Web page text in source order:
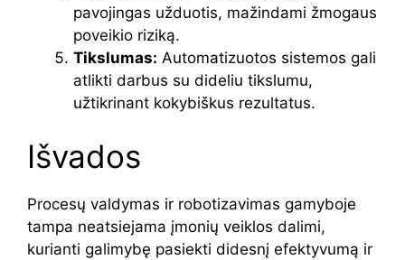
pavojingas užduotis, mažindami žmogaus
poveikio riziką.
Tikslumas: Automatizuotos sistemos gali
atlikti darbus su dideliu tikslumu,
užtikrinant kokybiškus rezultatus.
Išvados
Procesų valdymas ir robotizavimas gamyboje
tampa neatsiejama įmonių veiklos dalimi,
kurianti galimybę pasiekti didesnį efektyvumą ir